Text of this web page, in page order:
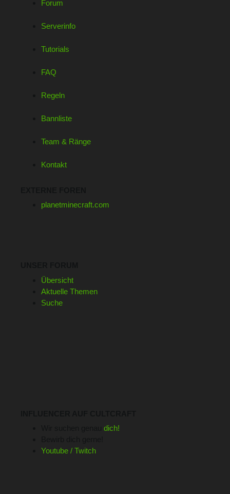
Forum
Serverinfo
Tutorials
FAQ
Regeln
Bannliste
Team & Ränge
Kontakt
planetminecraft.com
Übersicht
Aktuelle Themen
Suche
dich!
Youtube / Twitch